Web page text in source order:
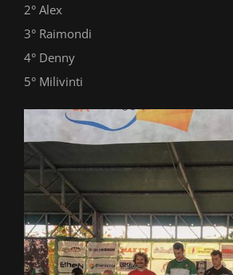
2° Alex
3° Raimondi
4° Denny
5° Milivinti